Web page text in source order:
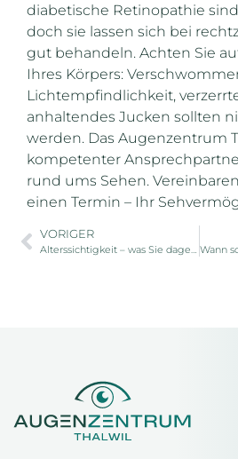
diabetische Retinopathie
doch sie lassen sich bei
gut behandeln. Achten Sie
Ihres Körpers:
Lichtempfindlichkeit,
anhaltendes Jucken sollten
werden. Das Augenzentrum
kompetenter
rund ums Sehen.
einen Termin – Ihr
VORIGER
Alterssichtigkeit – was Sie dagegen tun können